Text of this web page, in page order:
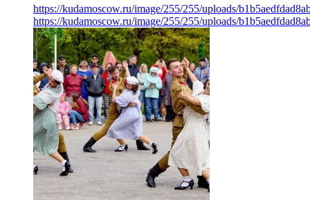
https://kudamoscow.ru/image/255/255/uploads/
https://kudamoscow.ru/image/255/255/uploads/